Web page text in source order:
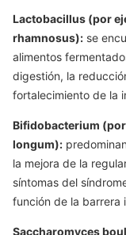
Lactobacillus (por
rhamnosus): se
alimentos
digestión, la
fortalecimiento de la
Bifidobacterium (por
longum):
la mejora de la
síntomas del
función de la barrera
Saccharomyces